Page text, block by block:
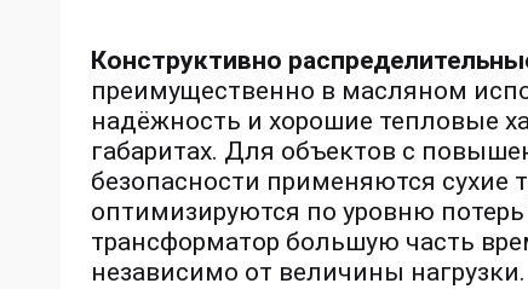
Конструктивно
преимущественно в масляном
надёжность и хорошие тепловые
габаритах. Для объектов с
безопасности применяются
оптимизируются по уровню потерь
трансформатор большую часть
независимо от величины нагрузки.